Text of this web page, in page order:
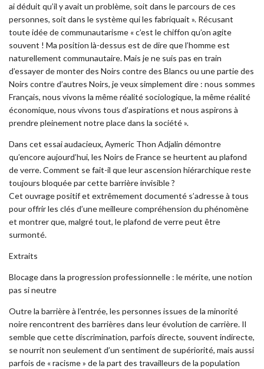
ai déduit qu’il y avait un problème, soit dans le parcours de ces
personnes, soit dans le système qui les fabriquait ». Récusant
toute idée de communautarisme « c’est le chiffon qu’on agite
souvent ! Ma position là-dessus est de dire que l’homme est
naturellement communautaire. Mais je ne suis pas en train
d’essayer de monter des Noirs contre des Blancs ou une partie des
Noirs contre d’autres Noirs, je veux simplement dire : nous sommes
Français, nous vivons la même réalité sociologique, la même réalité
économique, nous vivons tous d’aspirations et nous aspirons à
prendre pleinement notre place dans la société ».
Dans cet essai audacieux, Aymeric Thon Adjalin démontre
qu’encore aujourd’hui, les Noirs de France se heurtent au plafond
de verre. Comment se fait-il que leur ascension hiérarchique reste
toujours bloquée par cette barrière invisible ?
Cet ouvrage positif et extrêmement documenté s’adresse à tous
pour offrir les clés d’une meilleure compréhension du phénomène
et montrer que, malgré tout, le plafond de verre peut être
surmonté.
Extraits
Blocage dans la progression professionnelle : le mérite, une notion
pas si neutre
Outre la barrière à l’entrée, les personnes issues de la minorité
noire rencontrent des barrières dans leur évolution de carrière. Il
semble que cette discrimination, parfois directe, souvent indirecte,
se nourrit non seulement d’un sentiment de supériorité, mais aussi
parfois de « racisme » de la part des travailleurs de la population